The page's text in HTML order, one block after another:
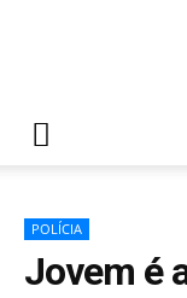
POLÍCIA
Jovem é